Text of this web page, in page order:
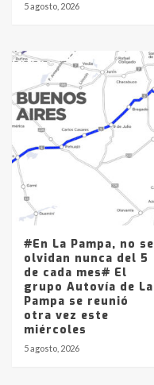
5 agosto, 2026
#En La Pampa, no se
olvidan nunca del 5
de cada mes# El
grupo Autovía de La
Pampa se reunió
otra vez este
miércoles
5 agosto, 2026